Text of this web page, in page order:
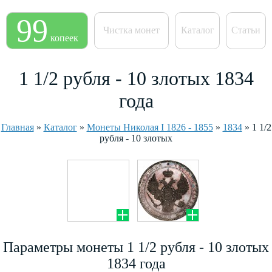
99 копеек
Чистка монет Каталог Статьи
1 1/2 рубля - 10 злотых 1834
года
Главная» Каталог» Монеты Николая I 1826 - 1855» 1834» 1 1/2
рубля - 10 злотых
Параметры монеты 1 1/2 рубля - 10 злотых
1834 года